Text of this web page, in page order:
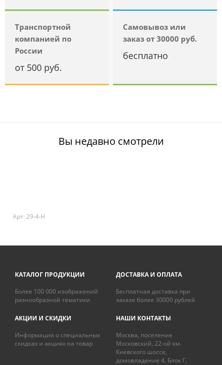
Транспортной
компанией по
России
от 500 руб.
Самовывоз или
заказ от 30000 руб.
бесплатно
Вы недавно смотрели
Арт: 29-4-H
КАТАЛОГ ПРОДУКЦИИ
Более 100 000 изображений
разнообразной тематики
ДОСТАВКА И ОПЛАТА
Бесплатная доставка при
заказе более 30000 рублей
АКЦИИ И СКИДКИ
Информация о специальных
скидках и акциях на товар
НАШИ КОНТАКТЫ
Москва, поселение
Московский, 22-ой км.
Киевского шоссе,
домовладение 4, Блок Г,